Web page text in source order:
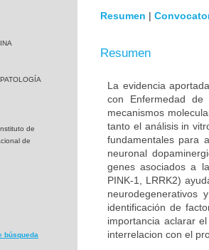
de
de
búsqueda
Resumen |
Resumen
La evidencia
con Enfermedad de
mecanismos
tanto el análisis in
fundamentales para
neuronal
genes asociados a
PINK-1, LRRK2)
identificación de
importancia aclarar
interrelacion con el